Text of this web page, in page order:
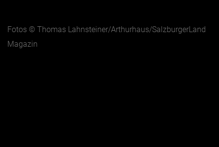
Fotos © Thomas Lahnsteiner/Arthurhaus/SalzburgerLand
Magazin